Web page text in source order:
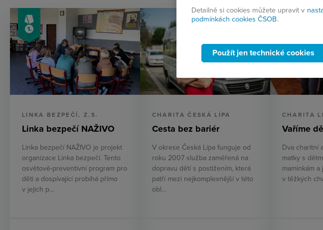
LINKA BEZPEČÍ, Z.S.
Linka bezpečí NAŽIVO
Linka bezpečí NAŽIVO je projekt
organizace Linka bezpečí. Tento
osvětově-preventivní program pro
děti a dospívající probíhá přímo
v jejich p…
CHARITA ČESKÁ LÍPA
Cesta bez bariér
V okrese Česká Lípa funguje od
roku 2007 služba zaměřená na
dopravu dětí s postižením, která
patří mezi nejkomplexnější v této
obl…
CHARITA
Vaříme
Dva charitní
matky s
maminkám
v těžkých
Detailně si cookies můžete upravit v
podmínkách cookies ČSOB.
Použít jen technické cookies